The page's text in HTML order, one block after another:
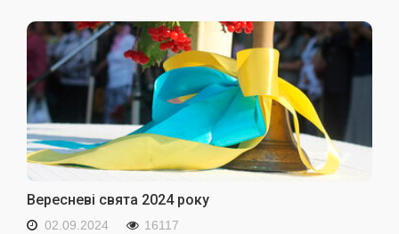
Вересневі свята 2024 року
02.09.2024 16117